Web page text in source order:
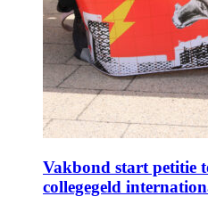
Vakbond start petitie
collegegeld